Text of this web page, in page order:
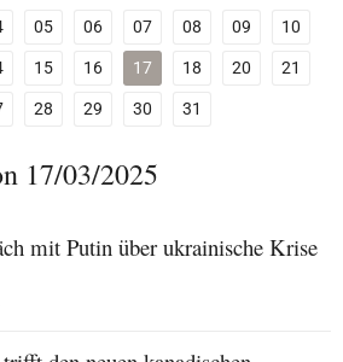
05 06 07 08 09
10
15 16 17 18 20
21
28 29 30 31
17/03/2025
mit Putin über ukrainische Krise